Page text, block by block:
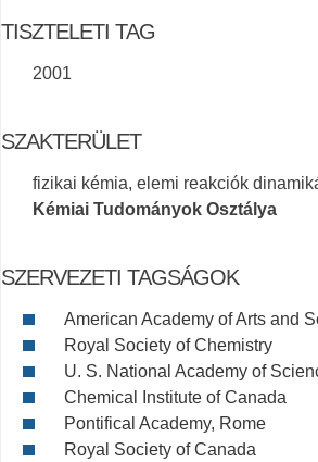
TISZTELETI TAG
2001
SZAKTERÜLET
fizikai kémia, elemi reakciók
Kémiai Tudományok Osztálya
SZERVEZETI TAGSÁGOK
American Academy of Arts and
Royal Society of Chemistry
U. S. National Academy of
Chemical Institute of Canada
Pontifical Academy, Rome
Royal Society of Canada